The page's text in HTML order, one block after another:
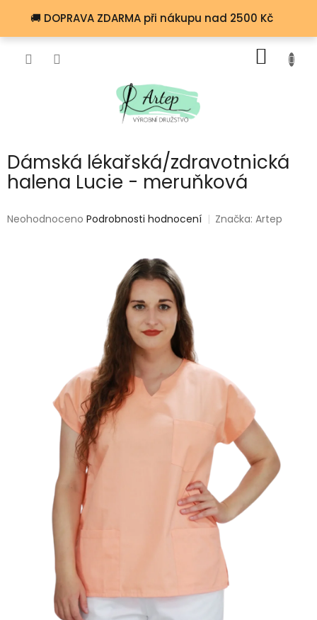
🚚 DOPRAVA ZDARMA při nákupu nad 2500 Kč
KOŠÍK
Dámská lékařská/zdravotnická
halena Lucie - meruňková
Průměrné
Neohodnoceno Podrobnosti hodnocení Značka:Artep